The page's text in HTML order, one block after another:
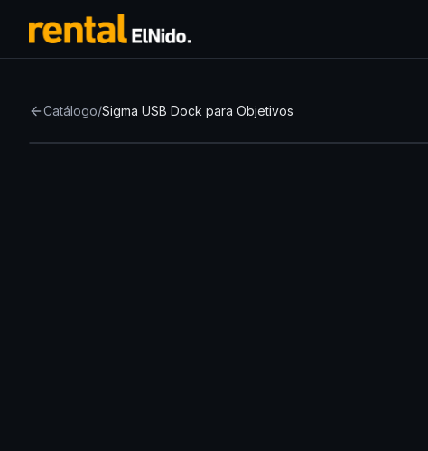
Catálogo/Sigma USB Dock para Objetivos